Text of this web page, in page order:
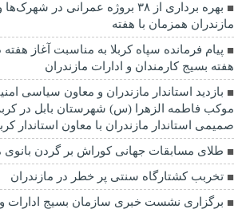
بهره برداری از ۳۸ بروژه عمرانی در
مازندران همزمان با هفته
پیام فرمانده سپاه کربلا به مناسبت آغاز
هفته بسیج کارمندان و ادارات مازندران
بازدید استاندار مازندران و معاون سیاسی
موکب فاطمه الزهرا (س) شهرستان بابل در
صمیمی استاندار مازندران با معاون استاندار
طلای مسابقات جهانی کوراش بر گردن بانوی
تخربب کشتارگاه سنتی پر خطر در مازندران
برگزاری نشست خبری سازمان بسیج ادارات و